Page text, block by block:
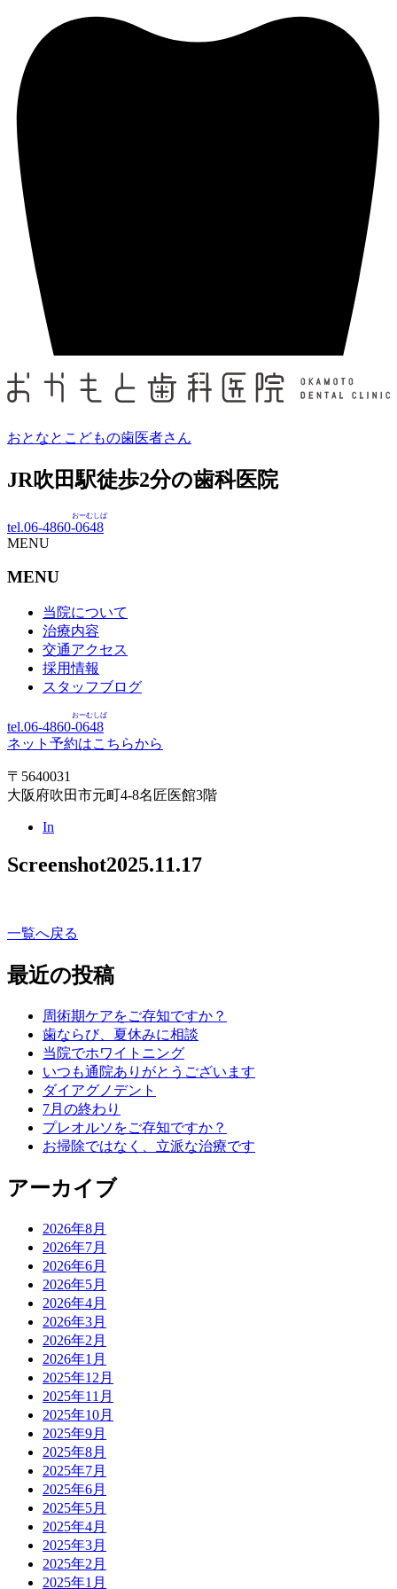
おとなとこどもの歯医者さん
JR吹田駅徒歩2分の歯科医院
tel.06-4860-0648
おーむしば
MENU
MENU
当院について
治療内容
交通アクセス
採用情報
スタッフブログ
tel.06-4860-0648
おーむしば
ネット予約はこちらから
〒5640031
大阪府吹田市元町4-8名匠医館3階
In
Screenshot2025.11.17
一覧へ戻る
最近の投稿
周術期ケアをご存知ですか？
歯ならび、夏休みに相談
当院でホワイトニング
いつも通院ありがとうございます
ダイアグノデント
7月の終わり
プレオルソをご存知ですか？
お掃除ではなく、立派な治療です
アーカイブ
2026年8月
2026年7月
2026年6月
2026年5月
2026年4月
2026年3月
2026年2月
2026年1月
2025年12月
2025年11月
2025年10月
2025年9月
2025年8月
2025年7月
2025年6月
2025年5月
2025年4月
2025年3月
2025年2月
2025年1月